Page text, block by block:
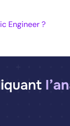
Engineer ?